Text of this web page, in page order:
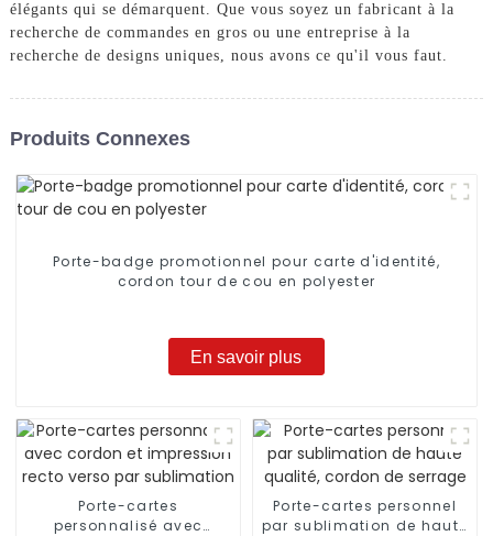
élégants qui se démarquent. Que vous soyez un fabricant à la
recherche de commandes en gros ou une entreprise à la
recherche de designs uniques, nous avons ce qu'il vous faut.
Produits Connexes
Porte-badge promotionnel pour carte d'identité,
cordon tour de cou en polyester
En savoir plus
Porte-cartes
personnalisé avec
Porte-cartes personnel
par sublimation de haute